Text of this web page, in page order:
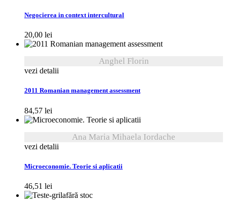
Negocierea in context intercultural
20,00 lei
Anghel Florin
vezi detalii
2011 Romanian management assessment
84,57 lei
Ana Maria Mihaela Iordache
vezi detalii
Microeconomie. Teorie si aplicatii
46,51 lei
fără stoc